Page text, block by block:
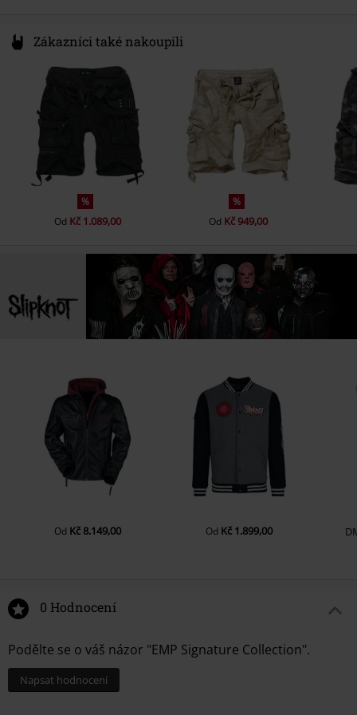
Zákazníci také nakoupili
%
Od Kč 1.089,00
%
Od Kč 949,00
Od Kč 8.149,00 Od Kč 1.899,00
0 Hodnocení
Podělte se o váš názor "EMP Signature Collection".
Napsat hodnocení